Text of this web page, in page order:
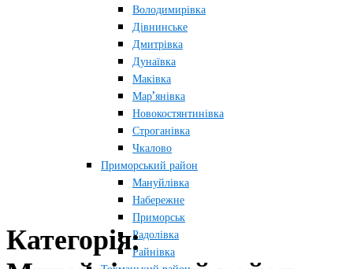
Володимирівка
Дівнинське
Дмитрівка
Дунаївка
Маківка
Мар’янівка
Новокостянтинівка
Строганівка
Чкалово
Приморський район
Мануйлівка
Набережне
Приморськ
Радолівка
Райнівка
Категорія: